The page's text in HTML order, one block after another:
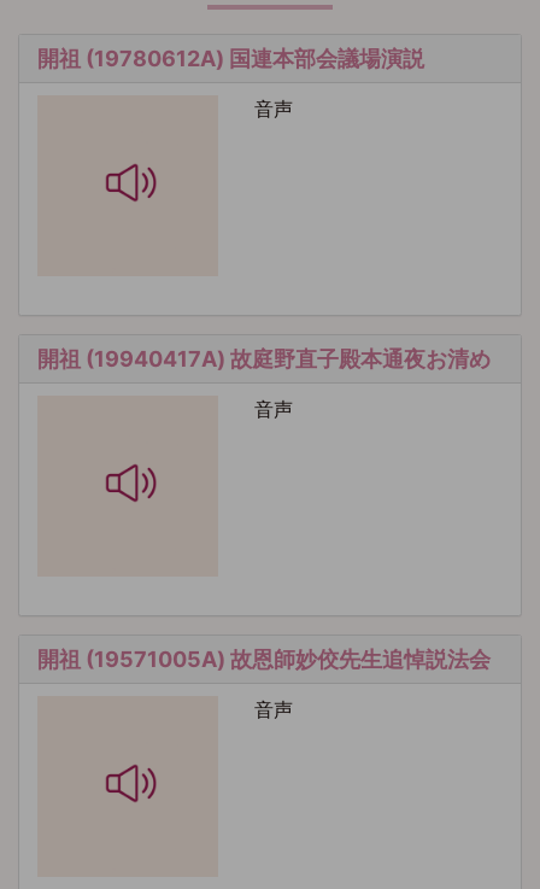
開祖 (19780612A) 国連本部会議場演説
音声
開祖 (19940417A) 故庭野直子殿本通夜お清め
音声
開祖 (19571005A) 故恩師妙佼先生追悼説法会
音声